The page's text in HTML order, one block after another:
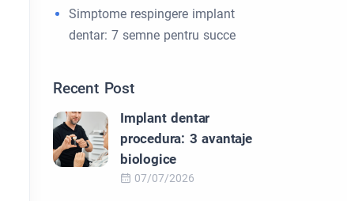
Simptome respingere implant
dentar: 7 semne pentru succe
Recent Post
Implant dentar
procedura: 3 avantaje
biologice
07/07/2026